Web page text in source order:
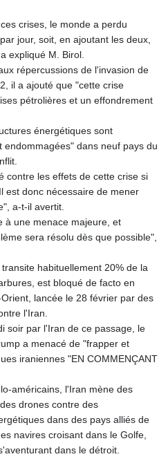
crises, le monde a perdu
jour, soit, en ajoutant les deux,
expliqué M. Birol.
répercussions de l'invasion de
il a ajouté que "cette crise
pétrolières et un effondrement
énergétiques sont
dans neuf pays du
contre les effets de cette crise si
est donc nécessaire de mener
a-t-il avertit.
à une menace majeure, et
sera résolu dès que possible",
habituellement 20% de la
est bloqué de facto en
lancée le 28 février par des
l'Iran.
soir par l'Iran de ce passage, le
a menacé de "frapper et
iraniennes "EN COMMENÇANT
américains, l'Iran mène des
drones contre des
dans des pays alliés de
navires croisant dans le Golfe,
dans le détroit.